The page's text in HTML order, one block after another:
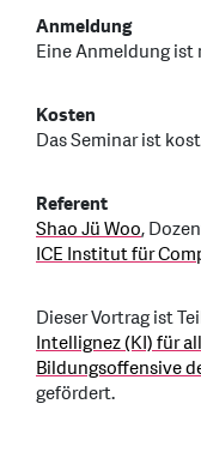
Anmeldung
Eine Anmeldung
Kosten
Das Seminar ist
Referent
Shao Jü Woo,
ICE Institut für
Dieser Vortrag ist
Intellignez (KI) für
Bildungsoffensive
gefördert.